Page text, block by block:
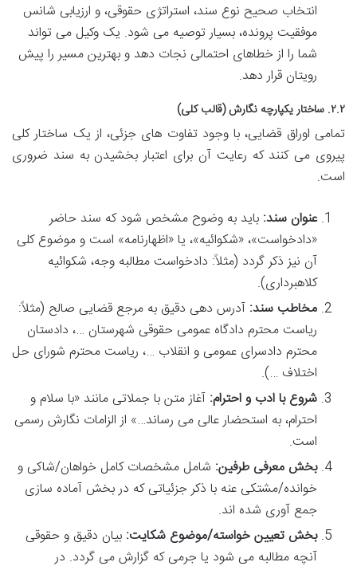
انتخاب صحیح نوع سند، استراتژی حقوقی، و ارزیابی شانس
موفقیت پرونده، بسیار توصیه می شود. یک وکیل می تواند
شما را از خطاهای احتمالی نجات دهد و بهترین مسیر را پیش
رویتان قرار دهد.
۲.۲. ساختار یکپارچه نگارش (قالب کلی)
تمامی اوراق قضایی، با وجود تفاوت های جزئی، از یک ساختار کلی
پیروی می کنند که رعایت آن برای اعتبار بخشیدن به سند ضروری
است.
عنوان سند: باید به وضوح مشخص شود که سند حاضر
«دادخواست»، «شکوائیه»، یا «اظهارنامه» است و موضوع کلی
آن نیز ذکر گردد (مثلاً: دادخواست مطالبه وجه، شکوائیه
کلاهبرداری).
مخاطب سند: آدرس دهی دقیق به مرجع قضایی صالح (مثلاً:
ریاست محترم دادگاه عمومی حقوقی شهرستان …، دادستان
محترم دادسرای عمومی و انقلاب …، ریاست محترم شورای حل
اختلاف …).
شروع با ادب و احترام: آغاز متن با جملاتی مانند «با سلام و
احترام، به استحضار عالی می رساند…» از الزامات نگارش رسمی
است.
بخش معرفی طرفین: شامل مشخصات کامل خواهان/شاکی و
خوانده/مشتکی عنه با ذکر جزئیاتی که در بخش آماده سازی
جمع آوری شده اند.
بخش تعیین خواسته/موضوع شکایت: بیان دقیق و حقوقی
آنچه مطالبه می شود یا جرمی که گزارش می گردد. در